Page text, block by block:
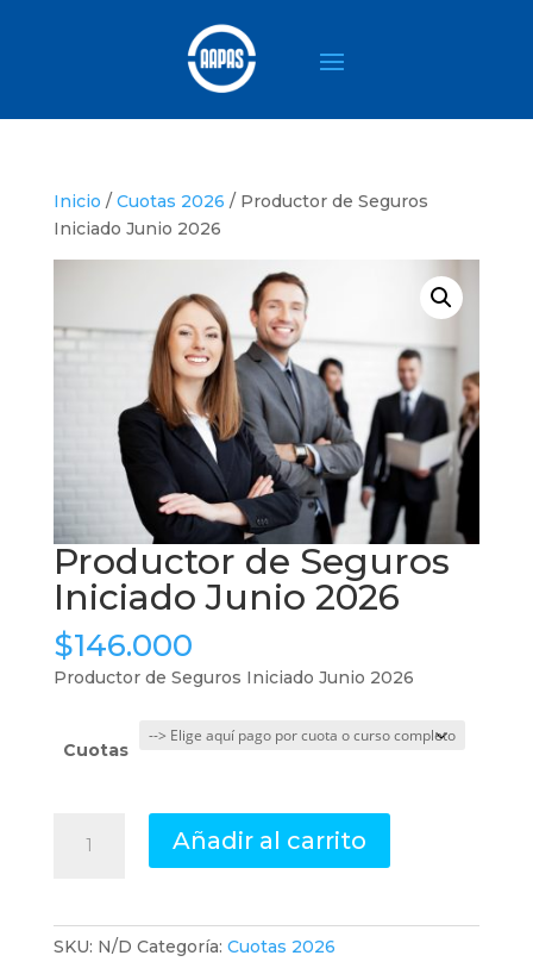
Inicio / Cuotas 2026 / Productor de Seguros
Iniciado Junio 2026
Productor de Seguros
Iniciado Junio 2026
$146.000
Productor de Seguros Iniciado Junio 2026
Cuotas
Añadir al carrito
SKU: N/D Categoría: Cuotas 2026